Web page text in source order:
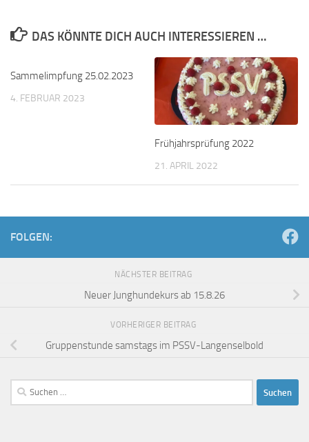
DAS KÖNNTE DICH AUCH INTERESSIEREN …
Sammelimpfung 25.02.2023
4. FEBRUAR 2023
Frühjahrsprüfung 2022
21. APRIL 2022
FOLGEN:
NÄCHSTER BEITRAG
Neuer Junghundekurs ab 15.8.26
VORHERIGER BEITRAG
Gruppenstunde samstags im PSSV-Langenselbold
Suchen
nach: